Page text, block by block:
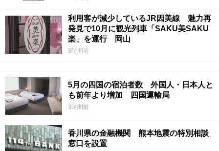
利用客が減少しているJR因美線 魅力再
発見で10月に観光列車「SAKU美SAKU
楽」を運行 岡山
3時間前
5月の四国の宿泊者数 外国人・日本人と
も前年より増加 四国運輸局
3時間前
香川県の金融機関 熊本地震の特別相談
窓口を設置